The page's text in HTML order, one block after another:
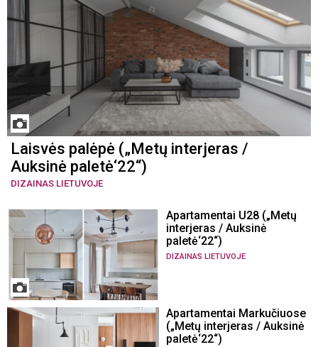
Laisvės palėpė („Metų interjeras /
Auksinė paletė‘22“)
DIZAINAS LIETUVOJE
Apartamentai U28 („Metų
interjeras / Auksinė
paletė‘22“)
DIZAINAS LIETUVOJE
Apartamentai Markučiuose
(„Metų interjeras / Auksinė
paletė‘22“)